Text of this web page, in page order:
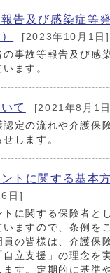
告及び感染症等
[2023年10月1日]
事故等報告及び感
ます。
て
[2021年8月1
定の流れや介護保
します。
トに関する基本
日]
に関する保険者と
ますので、条例を
の皆様は、介護保
立支援」の理念を
ます。定期的に基準